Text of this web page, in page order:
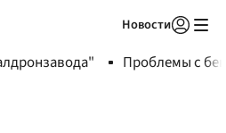
Новости
Проблемы с